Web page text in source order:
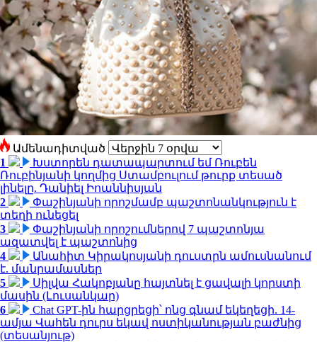
Ամենադիտված
1
Խստորեն դատապարտում եմ Ռուբեն
Ռուբինյանի կողմից Ստամբուլում թուրք տեսած
լինելը. Դանիել Իոաննիսյան
2
Փաշինյանի որոշմամբ պաշտոնանկություն է
տեղի ունեցել
3
Փաշինյանի որոշումներով 7 պաշտոնյա
ազատվել է պաշտոնից
4
Անահիտ Կիրակոսյանի դուստրն ամուսնանում
է. մանրամասներ
5
Սիլվա Հակոբյանը հայտնել է ցավալի կորստի
մասին (Լուսանկար)
6
Chat GPT-ին հարցրեցի՝ ոնց գնամ եկեղեցի. 14-
ամյա Վահեն դուրս եկավ ոստիկանության բաժնից
(տեսանյութ)